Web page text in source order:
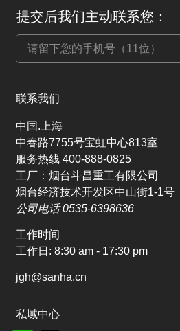
提交后我们主动联系您：
联系我们
中国.上海
中春路7755号宝虹中心813室
服务热线 400-888-0825
工厂：烟台斗昌重工有限公司
烟台经济技术开发区中山街1-1号
公司电话 0535-6398636
工作时间
工作日: 8:30 am - 17:30 pm
jgh@sanha.cn
私域中心